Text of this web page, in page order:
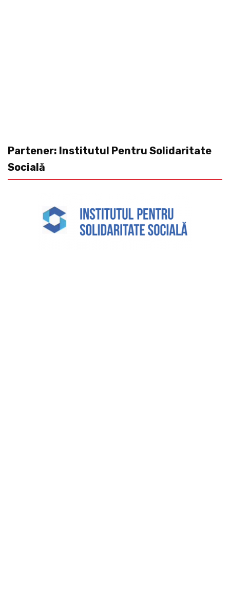
Partener: Institutul Pentru Solidaritate
Socială